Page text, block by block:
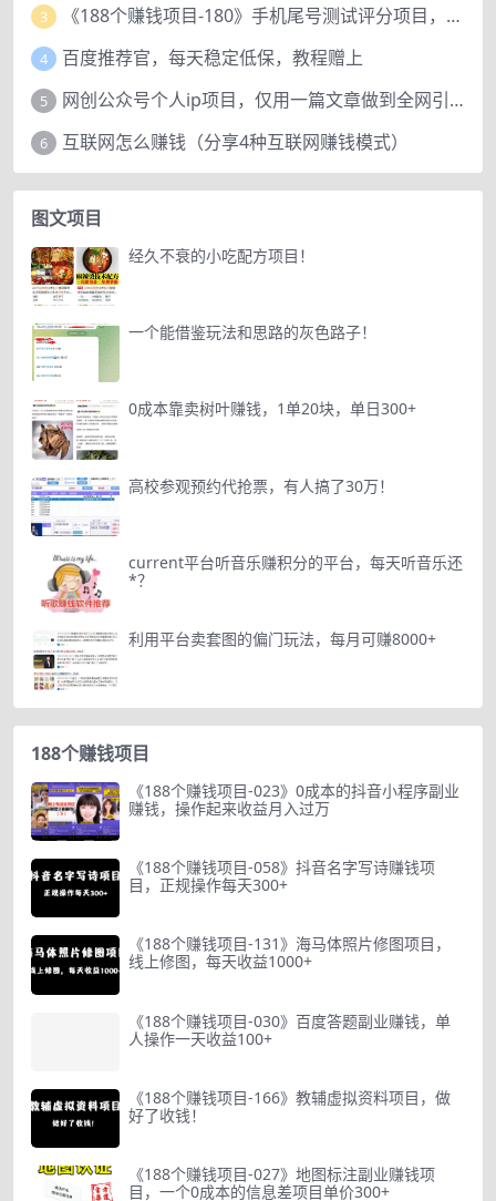
3 《188个赚钱项目-180》手机尾号测试评分项目，短视频直播日赚200+
4 百度推荐官，每天稳定低保，教程赠上
5 网创公众号个人ip项目，仅用一篇文章做到全网引流！
6 互联网怎么赚钱（分享4种互联网赚钱模式）
图文项目
经久不衰的小吃配方项目！
一个能借鉴玩法和思路的灰色路子！
0成本靠卖树叶赚钱，1单20块，单日300+
高校参观预约代抢票，有人搞了30万！
current平台听音乐赚积分的平台，每天听音乐还
*？
利用平台卖套图的偏门玩法，每月可赚8000+
188个赚钱项目
《188个赚钱项目-023》0成本的抖音小程序副业
赚钱，操作起来收益月入过万
《188个赚钱项目-058》抖音名字写诗赚钱项
目，正规操作每天300+
《188个赚钱项目-131》海马体照片修图项目，
线上修图，每天收益1000+
《188个赚钱项目-030》百度答题副业赚钱，单
人操作一天收益100+
《188个赚钱项目-166》教辅虚拟资料项目，做
好了收钱！
《188个赚钱项目-027》地图标注副业赚钱项
目，一个0成本的信息差项目单价300+